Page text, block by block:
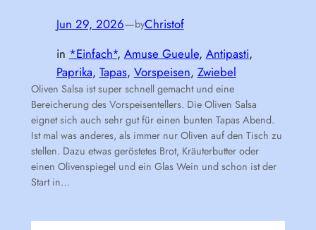
Jun 29, 2026—byChristof
in *Einfach*, Amuse Gueule, Antipasti
Paprika, Tapas, Vorspeisen, Zwiebel
Oliven Salsa ist super schnell gemacht und eine
Bereicherung des Vorspeisentellers. Die Oliven Salsa
eignet sich auch sehr gut für einen bunten Tapas Abend.
Ist mal was anderes, als immer nur Oliven auf den Tisch zu
stellen. Dazu etwas geröstetes Brot, Kräuterbutter oder
einen Olivenspiegel und ein Glas Wein und schon ist der
Start in…